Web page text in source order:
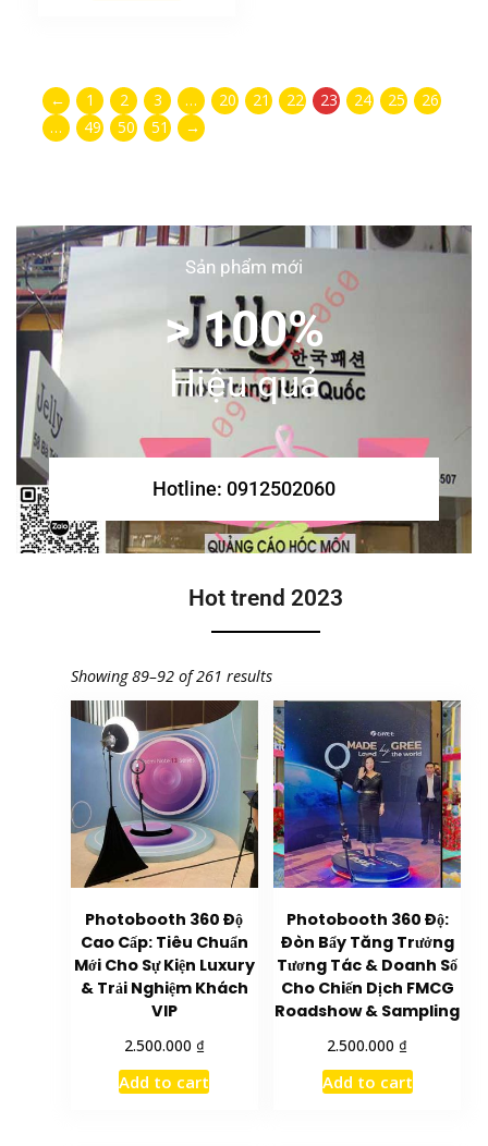
← 1 2 3 … 20 21 22 23 24 25
26
…
49 50 51 →
Sản phẩm mới
> 100%
Hiệu quả
Hotline: 0912502060
Hot trend 2023
Showing 89–92 of 261 results
Photobooth 360 Độ
Cao Cấp: Tiêu Chuẩn
Mới Cho Sự Kiện Luxury
& Trải Nghiệm Khách
VIP
2.500.000 ₫
Add to cart
Photobooth 360 Độ:
Đòn Bẩy Tăng Trưởng
Tương Tác & Doanh Số
Cho Chiến Dịch FMCG
Roadshow & Sampling
2.500.000 ₫
Add to cart